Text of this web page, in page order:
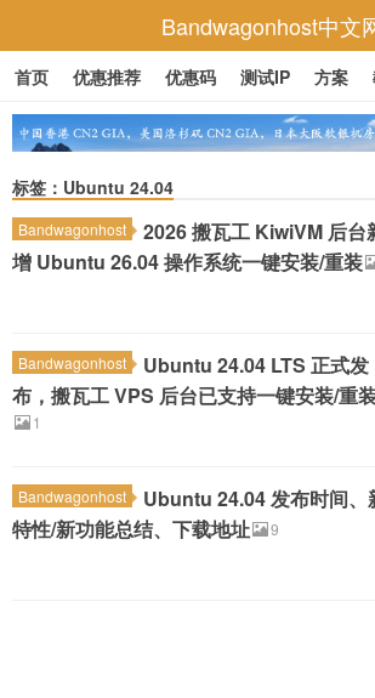
Bandwagonhost中文
首页 优惠推荐 优惠码 测试IP 方案
标签：Ubuntu 24.04
Bandwagonhost
2026 搬瓦工 KiwiVM 后台
增 Ubuntu 26.04 操作系统一键安装/重装
Bandwagonhost
Ubuntu 24.04 LTS 正式发
布，搬瓦工 VPS 后台已支持一键安装/重
1
Bandwagonhost
Ubuntu 24.04 发布时间、
特性/新功能总结、下载地址
9